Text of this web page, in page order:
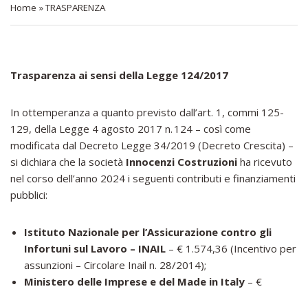
Home »TRASPARENZA
Trasparenza ai sensi della Legge 124/2017
In ottemperanza a quanto previsto dall’art. 1, commi 125-
129, della Legge 4 agosto 2017 n. 124 – così come
modificata dal Decreto Legge 34/2019 (Decreto Crescita) –
si dichiara che la società Innocenzi Costruzioni ha ricevuto
nel corso dell’anno 2024 i seguenti contributi e finanziamenti
pubblici:
Istituto Nazionale per l’Assicurazione contro gli
Infortuni sul Lavoro – INAIL – € 1.574,36 (Incentivo per
assunzioni – Circolare Inail n. 28/2014);
Ministero delle Imprese e del Made in Italy – €